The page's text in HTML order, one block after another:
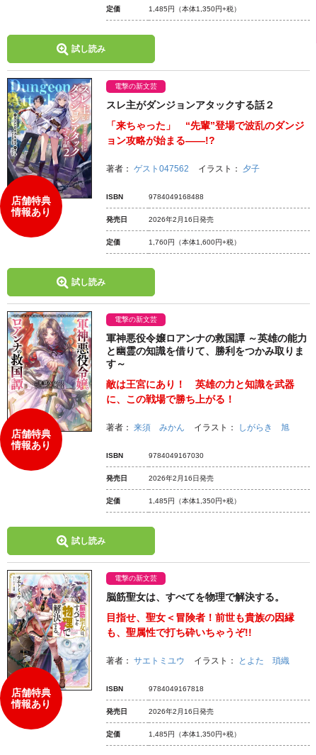
定価 1,485円 （本体1,350円+税）
試し読み
店舗特典
情報あり
電撃の新文芸
スレ主がダンジョンアタックする話２
「来ちゃった」 “先輩”登場で波乱のダンジ
ョン攻略が始まる――!?
著者： ゲスト047562 イラスト： 夕子
ISBN 9784049168488
発売日 2026年2月16日発売
定価 1,760円 （本体1,600円+税）
試し読み
店舗特典
情報あり
電撃の新文芸
軍神悪役令嬢ロアンナの救国譚 ～英雄の能力
と幽霊の知識を借りて、勝利をつかみ取りま
す～
敵は王宮にあり！ 英雄の力と知識を武器
に、この戦場で勝ち上がる！
著者： 来須 みかん イラスト： しがらき 旭
ISBN 9784049167030
発売日 2026年2月16日発売
定価 1,485円 （本体1,350円+税）
試し読み
店舗特典
情報あり
電撃の新文芸
脳筋聖女は、すべてを物理で解決する。
目指せ、聖女＜冒険者！前世も貴族の因縁
も、聖属性で打ち砕いちゃうぞ!!
著者： サエトミユウ イラスト： とよた 瑣織
ISBN 9784049167818
発売日 2026年2月16日発売
定価 1,485円 （本体1,350円+税）